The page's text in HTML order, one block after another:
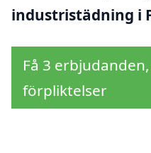
industristädning i
Få 3
förpliktelser